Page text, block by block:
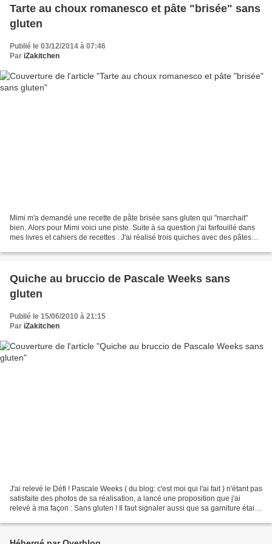
Tarte au choux romanesco et pâte "brisée" sans
gluten
Publié le 03/12/2014 à 07:46
Par iZakitchen
Mimi m'a demandé une recette de pâte brisée sans gluten qui "marchait"
bien. Alors pour Mimi voici une piste. Suite à sa question j'ai farfouillé dans
mes livres et cahiers de recettes . J'ai réalisé trois quiches avec des pâtes
Quiche au bruccio de Pascale Weeks sans
gluten
Publié le 15/06/2010 à 21:15
Par iZakitchen
J'ai relevé le Défi ! Pascale Weeks ( du blog: c'est moi qui l'ai fait ) n'étant pas
satisfaite des photos de sa réalisation, a lancé une proposition que j'ai
relevé à ma façon : Sans gluten ! Il faut signaler aussi que sa garniture était